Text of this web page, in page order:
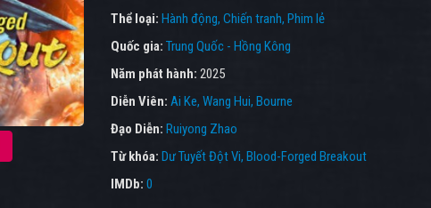
Thể loại: Hành động Chiến tranh Phim lẻ
Quốc gia: Trung Quốc - Hồng Kông
Năm phát hành: 2025
Diễn Viên: Ai Ke Wang Hui Bourne
Đạo Diễn: Ruiyong Zhao
Từ khóa: Dư Tuyết Đột Vi, Blood-Forged Breakout
IMDb: 0